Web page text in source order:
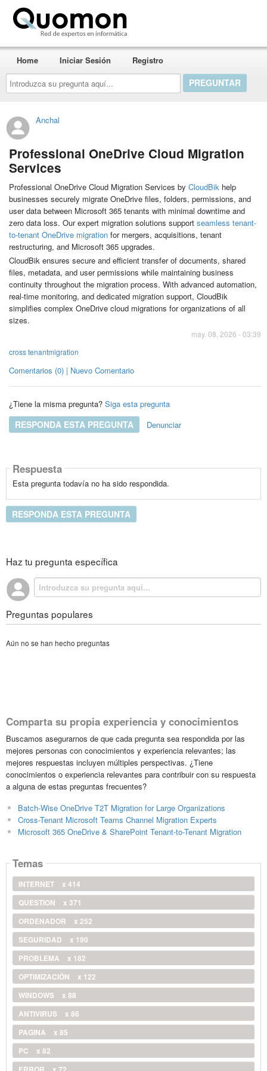
Introduzca
su
pregunta
aquí...
Home Iniciar Sesión Registro
Anchal
Professional OneDrive Cloud Migration
Services
Professional OneDrive Cloud Migration Services by CloudBik help
businesses securely migrate OneDrive files, folders, permissions, and
user data between Microsoft 365 tenants with minimal downtime and
zero data loss. Our expert migration solutions support seamless tenant-
to-tenant OneDrive migrationfor mergers, acquisitions, tenant
restructuring, and Microsoft 365 upgrades.
CloudBik ensures secure and efficient transfer of documents, shared
files, metadata, and user permissions while maintaining business
continuity throughout the migration process. With advanced automation,
real-time monitoring, and dedicated migration support, CloudBik
simplifies complex OneDrive cloud migrations for organizations of all
sizes.
may. 08, 2026 - 03:39
cross tenantmigration
Comentarios (0) | Nuevo Comentario
¿Tiene la misma pregunta? Siga esta pregunta
RESPONDA ESTA PREGUNTA Denunciar
Respuesta
Esta pregunta todavía no ha sido respondida.
RESPONDA ESTA PREGUNTA
Haz tu pregunta específica
Preguntas populares
Aún no se han hecho preguntas
Comparta su propia experiencia y conocimientos
Buscamos asegurarnos de que cada pregunta sea respondida por las
mejores personas con conocimientos y experiencia relevantes; las
mejores respuestas incluyen múltiples perspectivas. ¿Tiene
conocimientos o experiencia relevantes para contribuir con su respuesta
a alguna de estas preguntas frecuentes?
Batch-Wise OneDrive T2T Migration for Large Organizations
Cross-Tenant Microsoft Teams Channel Migration Experts
Microsoft 365 OneDrive & SharePoint Tenant-to-Tenant Migration
Temas
INTERNET
x 414
QUESTION
x 371
ORDENADOR
x 252
SEGURIDAD
x 190
PROBLEMA
x 182
OPTIMIZACIÓN
x 122
WINDOWS
x 88
ANTIVIRUS
x 86
PAGINA
x 85
PC
x 82